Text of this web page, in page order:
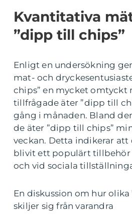
Kvantitativa
”dipp till chips”
Enligt en undersökning
mat- och
chips” en mycket omtyckt
tillfrågade äter ”dipp till
gång i månaden. Bland
de äter ”dipp till chips”
veckan. Detta indikerar
blivit ett populärt tillbehör
och vid sociala
En diskussion om hur
skiljer sig från varandra